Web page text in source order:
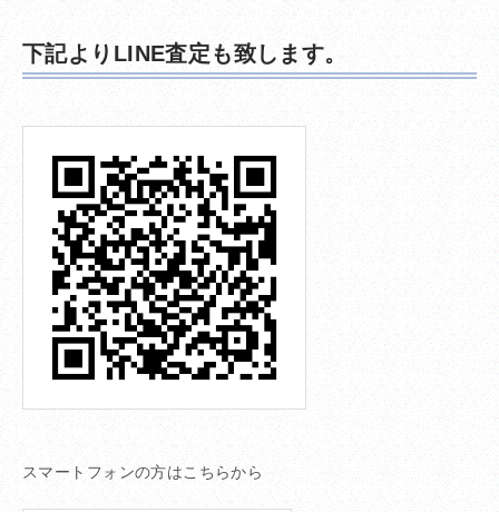
下記よりLINE査定も致します。
スマートフォンの方はこちらから